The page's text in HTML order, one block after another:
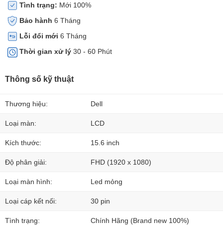
Tình trạng: Mới 100%
Bảo hành 6 Tháng
Lỗi đổi mới 6 Tháng
Thời gian xử lý 30 - 60 Phút
Thông số kỹ thuật
Thương hiệu: Dell
Loại màn: LCD
Kích thước: 15.6 inch
Độ phân giải: FHD (1920 x 1080)
Loại màn hình: Led mỏng
Loại cáp kết nối: 30 pin
Tình trạng: Chính Hãng (Brand new 100%)